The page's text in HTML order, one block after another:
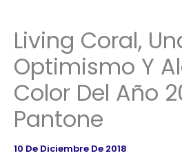
Living Coral,
Optimismo Y
Color Del Año
Pantone
10 De Diciembre De 2018